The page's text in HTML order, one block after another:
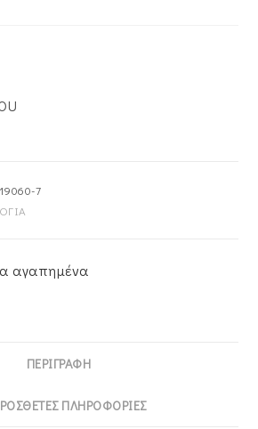
7
αγαπημένα
ΠΕΡΙΓΡΑΦΉ
ΠΛΗΡΟΦΟΡΊΕΣ